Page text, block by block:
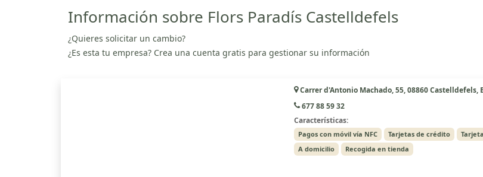
Información sobre Flors Paradís Castelldefels
¿Quieres solicitar un cambio?
¿Es esta tu empresa? Crea una cuenta gratis para gestionar su información
Carrer d'Antonio Machado, 55, 08860 Castelldefels,
677 88 59 32
Características:
Pagos con móvil vía NFC Tarjetas de crédito
A domicilio
Recogida en tienda